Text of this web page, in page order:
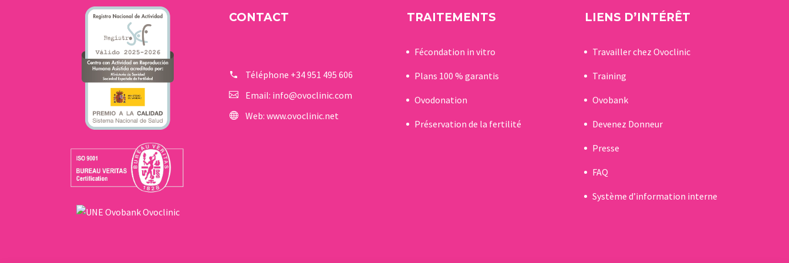
CONTACT
Téléphone +34 951 495 606
Email: info@ovoclinic.com
Web: www.ovoclinic.net
TRAITEMENTS
Fécondation in vitro
Plans 100 % garantis
Ovodonation
Préservation de la fertilité
LIENS D’INTÉRÊT
Travailler chez Ovoclinic
Training
Ovobank
Devenez Donneur
Presse
FAQ
Système d’information interne